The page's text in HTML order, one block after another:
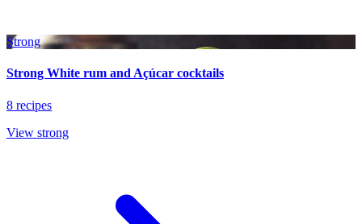
Strong
Strong White rum and Açúcar cocktails
8 recipes
View strong